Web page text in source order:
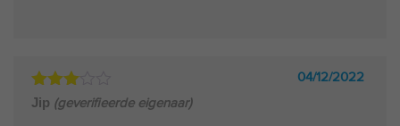
Gewaardeerd
Jip (geverifieerde eigenaar)
04/12/2022